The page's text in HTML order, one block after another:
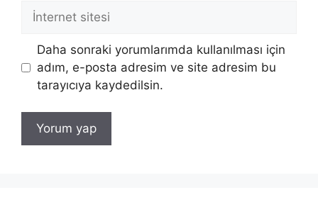
İnternet
sitesi
Daha sonraki yorumlarımda kullanılması için
adım, e-posta adresim ve site adresim bu
tarayıcıya kaydedilsin.